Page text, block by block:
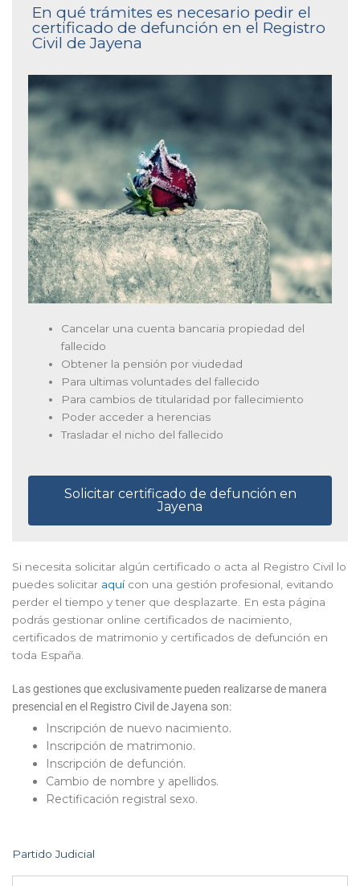
En qué trámites es necesario pedir el
certificado de defunción en el Registro
Civil de Jayena
Cancelar una cuenta bancaria propiedad del
fallecido
Obtener la pensión por viudedad
Para ultimas voluntades del fallecido
Para cambios de titularidad por fallecimiento
Poder acceder a herencias
Trasladar el nicho del fallecido
Solicitar certificado de defunción en
Jayena
Si necesita solicitar algún certificado o acta al Registro Civil lo
puedes solicitar aquícon una gestión profesional, evitando
perder el tiempo y tener que desplazarte. En esta página
podrás gestionar online certificados de nacimiento,
certificados de matrimonio y certificados de defunción en
toda España.
Las gestiones que exclusivamente pueden realizarse de manera
presencial en el Registro Civil de Jayena son:
Inscripción de nuevo nacimiento.
Inscripción de matrimonio.
Inscripción de defunción.
Cambio de nombre y apellidos.
Rectificación registral sexo.
Partido Judicial